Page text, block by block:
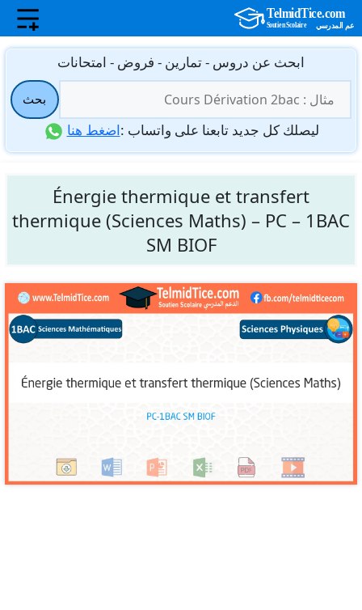
انتقل
المحتوى
ابحث عن دروس - تمارين - فروض - امتحانات
عن:
بحث
ليصلك كل جديد تابعنا على واتساب :اضغط هنا
Énergie thermique et transfert
thermique (Sciences Maths) – PC – 1BAC
SM BIOF